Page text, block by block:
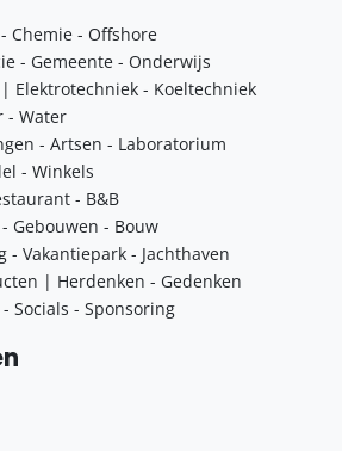
Chemie - Offshore
- Gemeente - Onderwijs
Elektrotechniek - Koeltechniek
- Water
- Artsen - Laboratorium
- Winkels
- B&B
Gebouwen - Bouw
Vakantiepark - Jachthaven
| Herdenken - Gedenken
Socials - Sponsoring